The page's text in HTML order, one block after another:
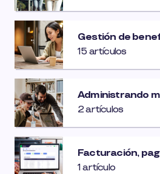
Gestión de
15 artículos
Administrando
2 artículos
Facturación,
1 artículo